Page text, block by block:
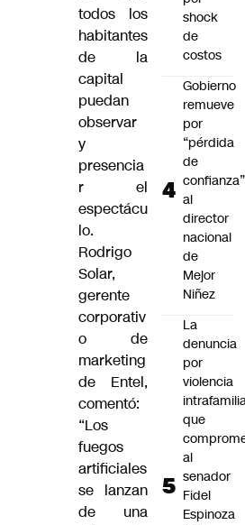
todos los
habitantes
de la
capital
puedan
observar
y
presencia
r el
espectácu
lo.
Rodrigo
Solar,
gerente
corporativ
o de
marketing
de Entel,
comentó:
“Los
fuegos
artificiales
se lanzan
de una
shock
de
costos
Gobierno
remueve
por
“pérdida
de
confianza”
al
director
nacional
de
Mejor
Niñez
La
denuncia
por
violencia
que
al
senador
Fidel
Espinoza